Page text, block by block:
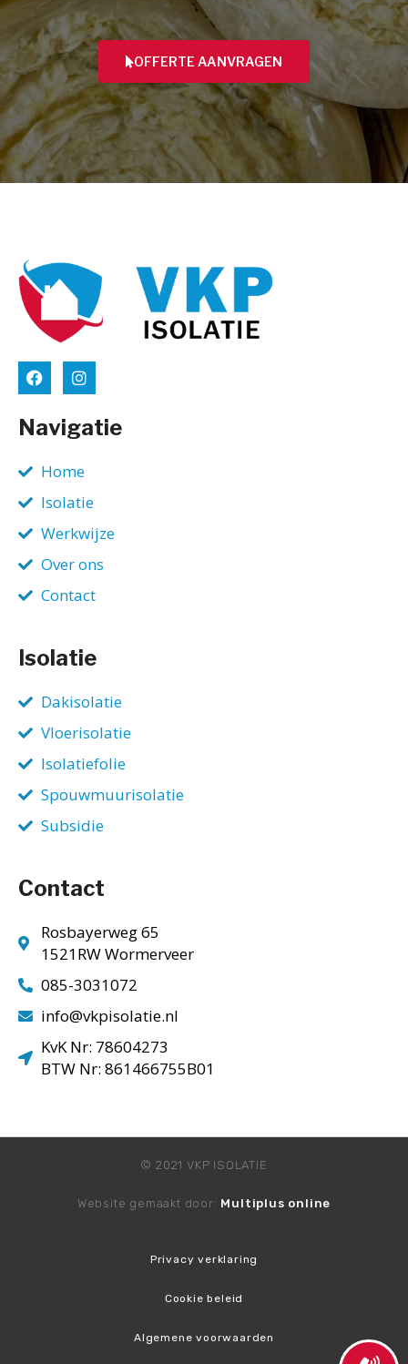
OFFERTE AANVRAGEN
Navigatie
Home
Isolatie
Werkwijze
Over ons
Contact
Isolatie
Dakisolatie
Vloerisolatie
Isolatiefolie
Spouwmuurisolatie
Subsidie
Contact
Rosbayerweg 65
1521RW Wormerveer
085-3031072
info@vkpisolatie.nl
KvK Nr: 78604273
BTW Nr: 861466755B01
© 2021 VKP ISOLATIE
Website gemaakt door: Multiplus online
Privacy verklaring
Cookie beleid
Algemene voorwaarden